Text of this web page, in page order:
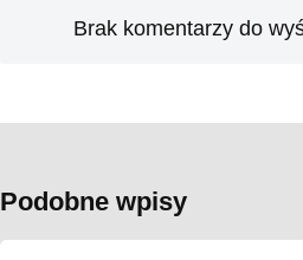
Brak komentarzy do
Podobne wpisy